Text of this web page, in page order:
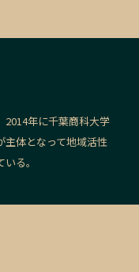
2014年に千葉商科大学
主体となって地域活性
る。